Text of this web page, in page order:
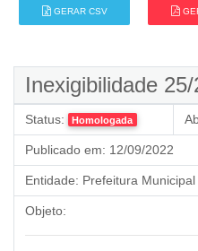
GERAR CSV
Inexigibilidade
Status: Homologada
Publicado em: 12/09/2022
Entidade: Prefeitura
Objeto: